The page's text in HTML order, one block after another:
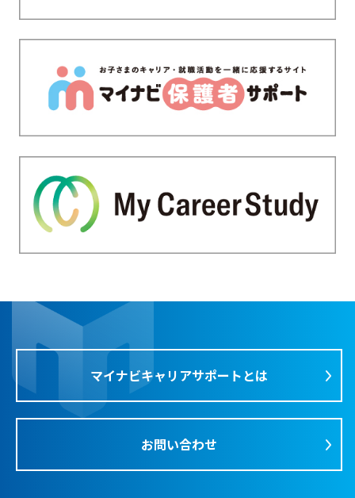
マイナビキャリアサポートとは
お問い合わせ